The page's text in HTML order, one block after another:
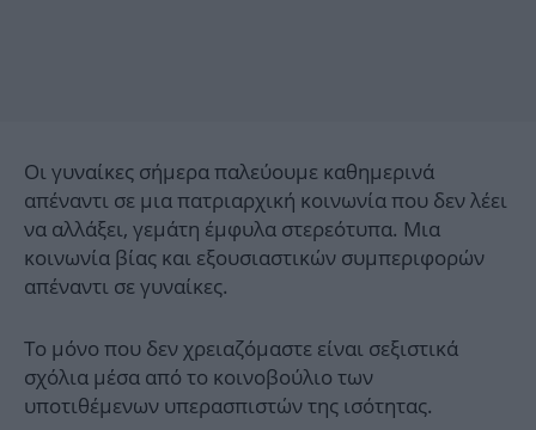
Οι γυναίκες σήμερα παλεύουμε καθημερινά
απέναντι σε μια πατριαρχική κοινωνία που δεν λέει
να αλλάξει, γεμάτη έμφυλα στερεότυπα. Μια
κοινωνία βίας και εξουσιαστικών συμπεριφορών
απέναντι σε γυναίκες.
Το μόνο που δεν χρειαζόμαστε είναι σεξιστικά
σχόλια μέσα από το κοινοβούλιο των
υποτιθέμενων υπερασπιστών της ισότητας.